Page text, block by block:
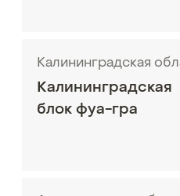
Калининградская
блок фуа-гра